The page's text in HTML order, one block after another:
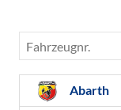
Fahrzeugnr.
Abarth